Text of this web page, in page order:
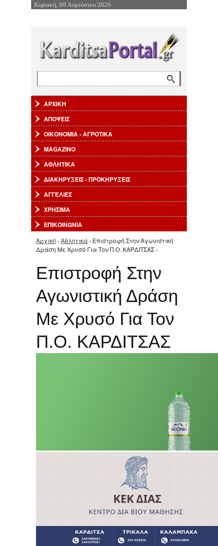
Επιστροφή στην Πλοήγηση
Κυριακή, 09 Αυγούστου 2026
ΑΡΧΙΚΗ
ΑΠΟΨΕΙΣ
ΟΙΚΟΝΟΜΙΑ - ΑΓΡΟΤΙΚΑ
MAGAZINO
ΑΘΛΗΤΙΚΑ
ΔΙΑΚΗΡΥΞΕΙΣ - ΠΡΟΚΗΡΥΞΕΙΣ
ΑΓΓΕΛΙΕΣ
ΧΡΗΣΙΜΑ
ΕΠΙΚΟΙΝΩΝΙΑ
Είστε εδώ
Αρχική › Αθλητικά › Επιστροφή Στην Αγωνιστική
Δράση Με Χρυσό Για Τον Π.Ο. ΚΑΡΔΙΤΣΑΣ ›
Επιστροφή Στην
Αγωνιστική Δράση
Με Χρυσό Για Τον
Π.Ο. ΚΑΡΔΙΤΣΑΣ